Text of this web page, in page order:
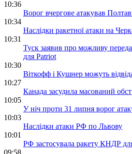
10:36
Ворог вчергове атакував
10:34
Наслідки ракетної атаки на
10:31
Туск заявив про можливу
для Patriot
10:30
Віткофф і Кушнер можуть
10:27
Канада засудила масований
10:05
У ніч проти 31 липня ворог
10:03
Наслідки атаки РФ по Львову
10:01
РФ застосувала ракету КНДР
09:58